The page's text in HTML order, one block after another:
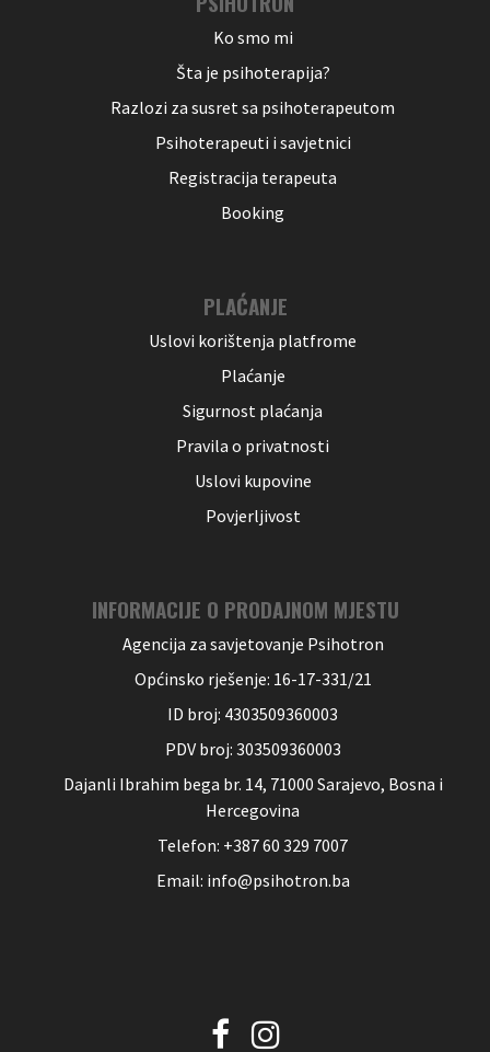
Ko smo mi
Šta je psihoterapija?
Razlozi za susret sa psihoterapeutom
Psihoterapeuti i savjetnici
Registracija terapeuta
Booking
PLAĆANJE
Uslovi korištenja platfrome
Plaćanje
Sigurnost plaćanja
Pravila o privatnosti
Uslovi kupovine
Povjerljivost
INFORMACIJE O PRODAJNOM MJESTU
Agencija za savjetovanje Psihotron
Općinsko rješenje: 16-17-331/21
ID broj: 4303509360003
PDV broj: 303509360003
Dajanli Ibrahim bega br. 14, 71000 Sarajevo, Bosna i
Hercegovina
Telefon: +387 60 329 7007
Email: info@psihotron.ba